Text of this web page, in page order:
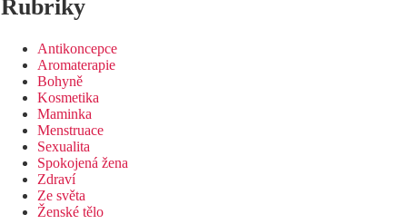
Rubriky
Antikoncepce
Aromaterapie
Bohyně
Kosmetika
Maminka
Menstruace
Sexualita
Spokojená žena
Zdraví
Ze světa
Ženské tělo